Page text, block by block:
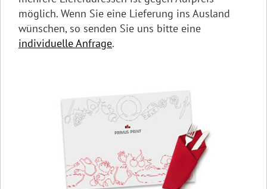
möglich. Wenn Sie eine Lieferung ins Ausland
wünschen, so senden Sie uns bitte eine
individuelle Anfrage.